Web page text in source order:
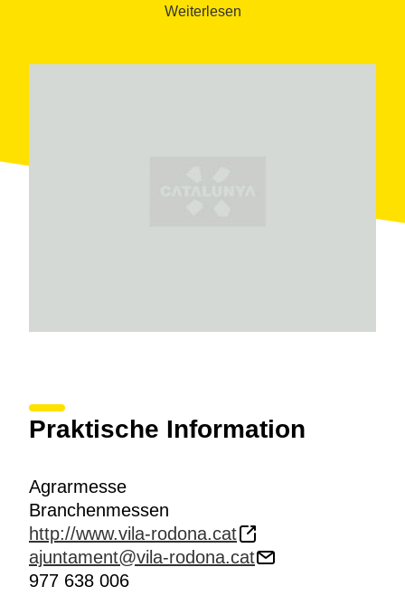
Lebensmittelangebot. Heute hat sie auch einen
Weiterlesen
Praktische Information
Agrarmesse
Branchenmessen
http://www.vila-rodona.cat
ajuntament@vila-rodona.cat
977 638 006